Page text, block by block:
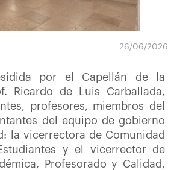
26/06/2026
por el Capellán de la
Ricardo de Luis Carballada,
profesores, miembros del
del equipo de gobierno
la vicerrectora de Comunidad
y el vicerrector de
Profesorado y Calidad,